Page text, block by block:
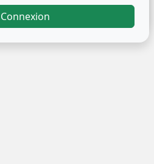
Connexion